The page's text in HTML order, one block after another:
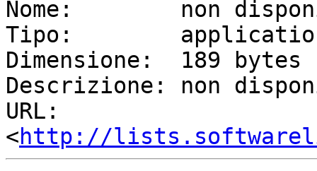
Nome:        non
Tipo:
Dimensione:  189 bytes
Descrizione: non
URL:
<http://